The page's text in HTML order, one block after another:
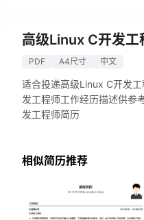
高级Linux C开发工
PDF A4尺寸 中文
适合投递高级Linux C开发
发工程师工作经历描述供参
发工程师简历
相似简历推荐